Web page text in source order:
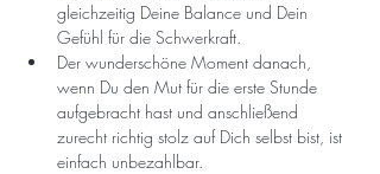
gleichzeitig Deine Balance und Dein
Gefühl für die Schwerkraft.
Der wunderschöne Moment danach,
wenn Du den Mut für die erste Stunde
aufgebracht hast und anschließend
zurecht richtig stolz auf Dich selbst bist, ist
einfach unbezahlbar.